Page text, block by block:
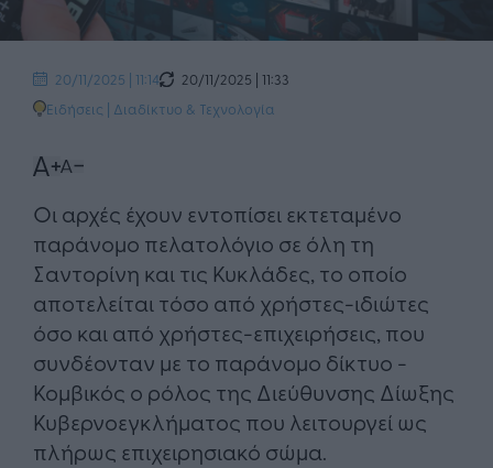
20/11/2025 | 11:14
20/11/2025 | 11:33
Ειδήσεις | Διαδίκτυο & Τεχνολογία
Οι αρχές έχουν εντοπίσει εκτεταμένο
παράνομο πελατολόγιο σε όλη τη
Σαντορίνη και τις Κυκλάδες, το οποίο
αποτελείται τόσο από χρήστες-ιδιώτες
όσο και από χρήστες-επιχειρήσεις, που
συνδέονταν με το παράνομο δίκτυο -
Κομβικός ο ρόλος της Διεύθυνσης Δίωξης
Κυβερνοεγκλήματος που λειτουργεί ως
πλήρως επιχειρησιακό σώμα.